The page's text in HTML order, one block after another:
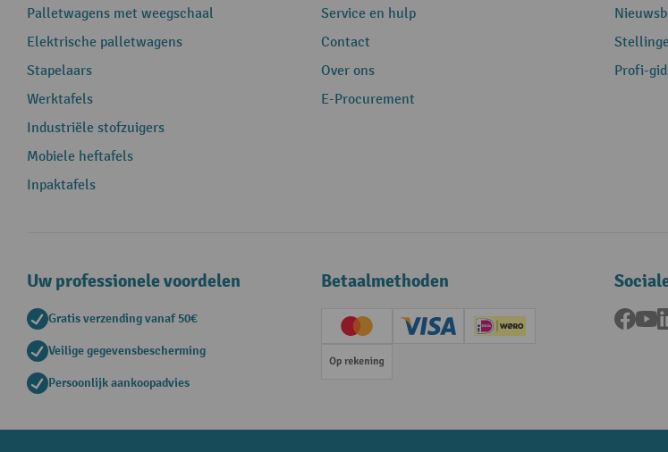
Palletwagens met weegschaal
Elektrische palletwagens
Stapelaars
Werktafels
Industriële stofzuigers
Mobiele heftafels
Inpaktafels
Service en hulp
Contact
Over ons
E-Procurement
Profi-
Uw professionele voordelen
Gratis verzending vanaf 50€
Veilige gegevensbescherming
Persoonlijk aankoopadvies
Betaalmethoden
Creditcard (Master)Creditcard (Visa)iDEAL | Wero
Op rekening